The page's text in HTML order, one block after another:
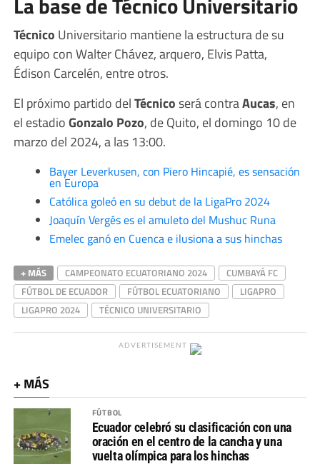
Técnico Universitario mantiene la estructura de su
equipo con Walter Chávez, arquero, Elvis Patta,
Édison Carcelén, entre otros.
El próximo partido delTécnicoserá contraAucas, en
el estadioGonzalo Pozo, de Quito, el domingo 10 de
marzo del 2024, a las 13:00.
Bayer Leverkusen, con Piero Hincapié, es sensación
en Europa
Católica goleó en su debut de la LigaPro 2024
Joaquín Vergés es el amuleto del Mushuc Runa
Emelec ganó en Cuenca e ilusiona a sus hinchas
+ MÁS CAMPEONATO ECUATORIANO 2024
CUMBAYÁ FC
FÚTBOL DE ECUADOR
FÚTBOL ECUATORIANO
LIGAPRO
LIGAPRO 2024
TÉCNICO UNIVERSITARIO
ADVERTISEMENT
+ MÁS
FÚTBOL
Ecuador celebró su clasificación con una
oración en el centro de la cancha y una
vuelta olímpica para los hinchas